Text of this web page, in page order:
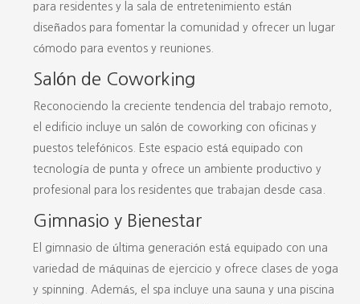
para residentes y la sala de entretenimiento están
diseñados para fomentar la comunidad y ofrecer un lugar
cómodo para eventos y reuniones.
Salón de Coworking
Reconociendo la creciente tendencia del trabajo remoto,
el edificio incluye un salón de coworking con oficinas y
puestos telefónicos. Este espacio está equipado con
tecnología de punta y ofrece un ambiente productivo y
profesional para los residentes que trabajan desde casa.
Gimnasio y Bienestar
El gimnasio de última generación está equipado con una
variedad de máquinas de ejercicio y ofrece clases de yoga
y spinning. Además, el spa incluye una sauna y una piscina